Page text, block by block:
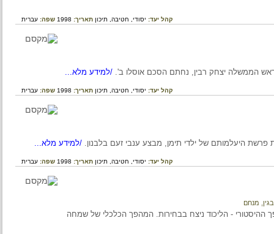
קהל יעד: יסודי,חטיבה,תיכון תאריך:1998 שפה:עברית
/למידע מלא...
קהל יעד: יסודי,חטיבה,תיכון תאריך:1998 שפה:עברית
/למידע מלא...
קהל יעד: יסודי,חטיבה,תיכון תאריך:1998 שפה:עברית
מנחם
במדינת ישראל בשנת 1977: המהפך ההיסטורי - הליכוד ניצח בבחירות. המהפך הכלכלי של שמחה